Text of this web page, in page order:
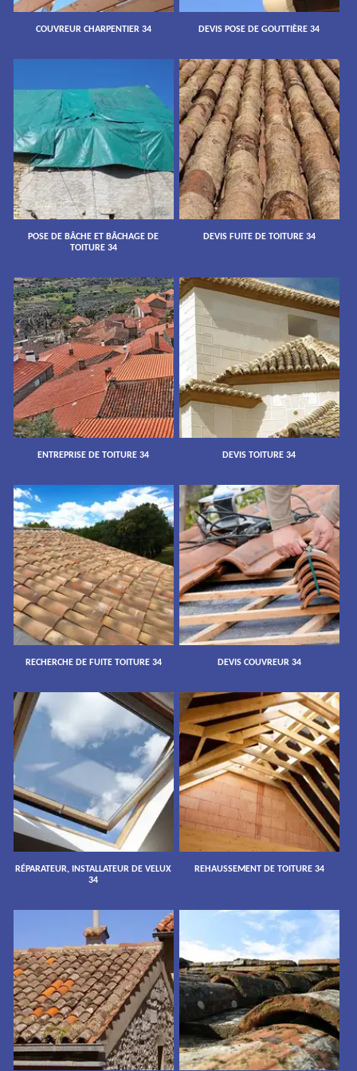
COUVREUR CHARPENTIER 34 DEVIS POSE DE GOUTTIÈRE 34
POSE DE BÂCHE ET BÂCHAGE DE
TOITURE 34
DEVIS FUITE DE TOITURE 34
ENTREPRISE DE TOITURE 34 DEVIS TOITURE 34
RECHERCHE DE FUITE TOITURE 34 DEVIS COUVREUR 34
RÉPARATEUR, INSTALLATEUR DE VELUX
34
REHAUSSEMENT DE TOITURE 34